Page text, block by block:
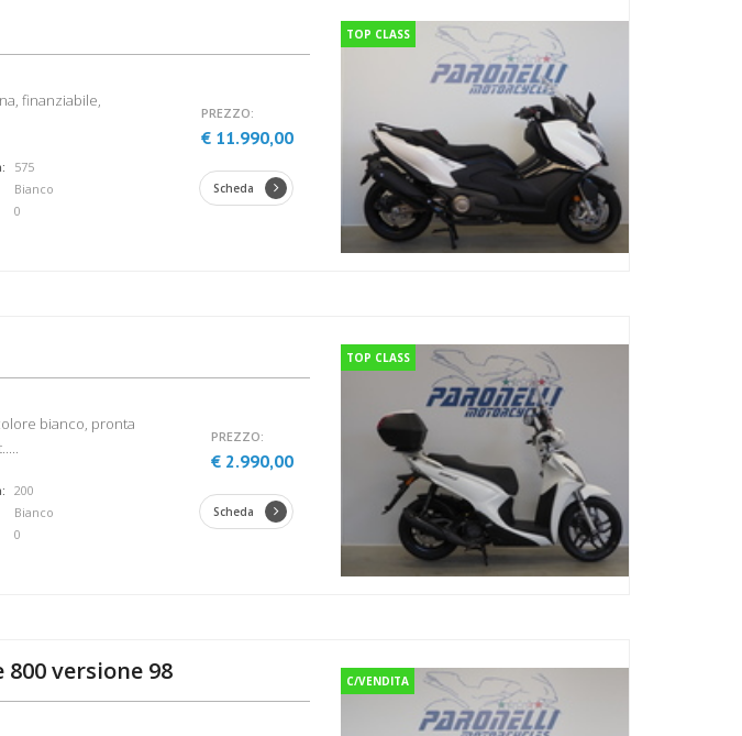
TOP CLASS
finanziabile,
575
Bianco
0
PREZZO:
€ 11.990,00
Scheda
TOP CLASS
bianco, pronta
200
Bianco
0
PREZZO:
€ 2.990,00
Scheda
C/VENDITA
versione 98